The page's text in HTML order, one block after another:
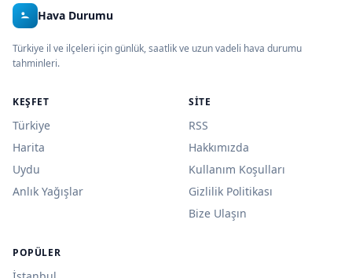
Hava Durumu
Türkiye il ve ilçeleri için günlük, saatlik ve uzun vadeli hava durumu
tahminleri.
KEŞFET
Türkiye
Harita
Uydu
Anlık Yağışlar
SITE
RSS
Hakkımızda
Kullanım Koşulları
Gizlilik Politikası
Bize Ulaşın
POPÜLER